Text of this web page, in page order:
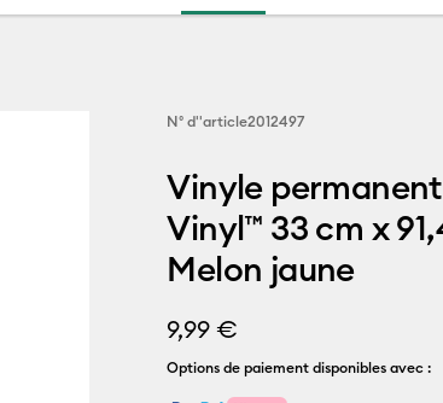
N° d''article2012497
Vinyle
Vinyl™ 33 cm x
Melon jaune
9,99 €
Options de paiement disponibles avec :